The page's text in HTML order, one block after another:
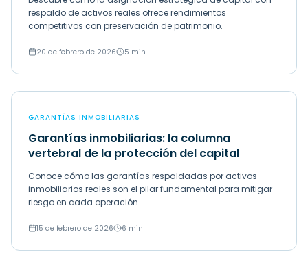
respaldo de activos reales ofrece rendimientos
competitivos con preservación de patrimonio.
20 de febrero de 2026 5 min
GARANTÍAS INMOBILIARIAS
Garantías inmobiliarias: la columna
vertebral de la protección del capital
Conoce cómo las garantías respaldadas por activos
inmobiliarios reales son el pilar fundamental para mitigar
riesgo en cada operación.
15 de febrero de 2026 6 min